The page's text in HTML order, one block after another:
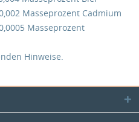
Masseprozent Cadmium
Masseprozent
Hinweise.